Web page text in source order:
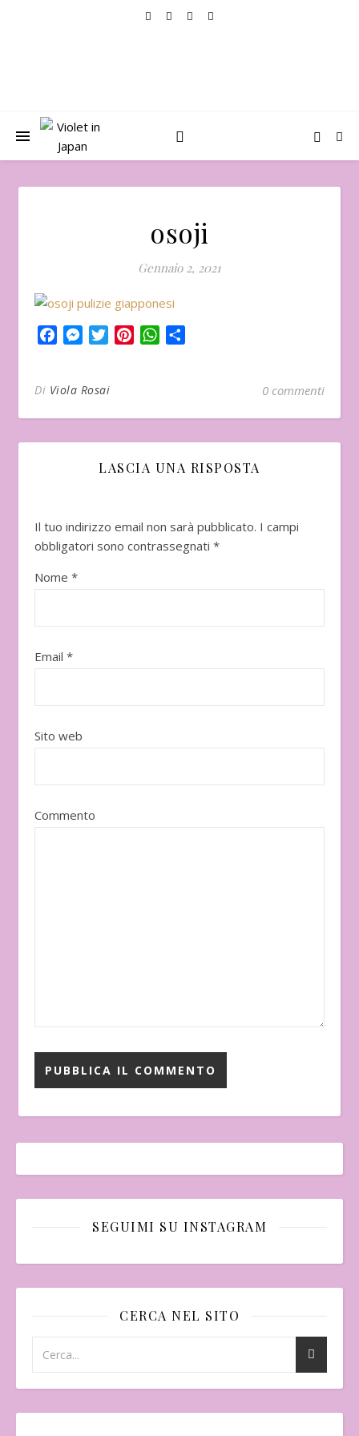
osoji
Gennaio 2, 2021
FacebookMessenger
TwitterPinterestWhatsApp
Di Viola Rosai 0 commenti
LASCIA UNA RISPOSTA
Il tuo indirizzo email non sarà pubblicato. I campi
obbligatori sono contrassegnati *
Nome *
Email *
Sito web
Commento
SEGUIMI SU INSTAGRAM
CERCA NEL SITO